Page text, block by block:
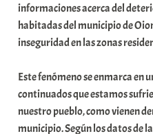
informaciones acerca del
habitadas del municipio de
inseguridad en las zonas
Este fenómeno se enmarca en
continuados que estamos
nuestro pueblo, como vienen
municipio. Según los datos de